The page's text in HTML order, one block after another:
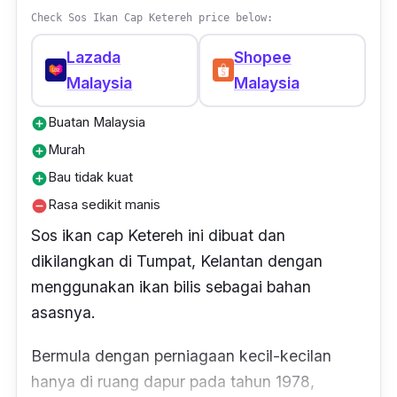
"Produk memang original, terus sedap
masakan bila tambah sos ikan cap sotong ni.
Sesuai sangat untuk masakan Thailand."
Check Sos Ikan Cap Ketereh price below:
Lazada
Malaysia
Shopee
Malaysia
add_circleBuatan Malaysia
add_circleMurah
add_circleBau tidak kuat
remove_circleRasa sedikit manis
Sos ikan cap Ketereh ini dibuat dan
dikilangkan di Tumpat, Kelantan dengan
menggunakan ikan bilis sebagai bahan
asasnya.
Bermula dengan perniagaan kecil-kecilan
hanya di ruang dapur pada tahun 1978,